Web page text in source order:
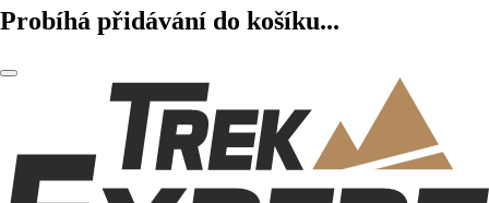
Probíhá přidávání do košíku...